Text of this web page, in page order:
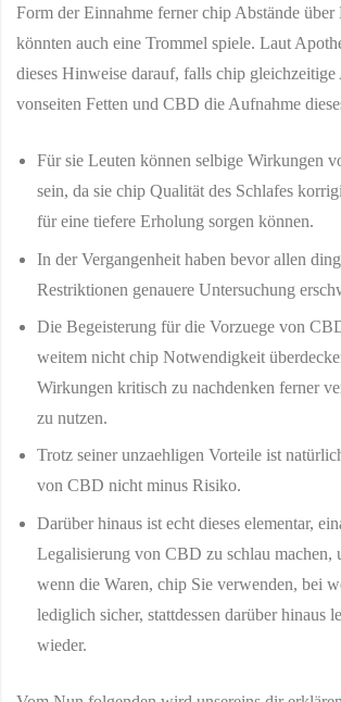
Form der Einnahme ferner chip Abstände über
könnten auch eine Trommel spiele. Laut
dieses Hinweise darauf, falls chip gleichzeitige
vonseiten Fetten und CBD die Aufnahme
Für sie Leuten können selbige Wirkungen
sein, da sie chip Qualität des Schlafes
für eine tiefere Erholung sorgen können.
In der Vergangenheit haben bevor allen
Restriktionen genauere Untersuchung
Die Begeisterung für die Vorzuege von
weitem nicht chip Notwendigkeit
Wirkungen kritisch zu nachdenken ferner
zu nutzen.
Trotz seiner unzaehligen Vorteile ist
von CBD nicht minus Risiko.
Darüber hinaus ist echt dieses elementar,
Legalisierung von CBD zu schlau machen,
wenn die Waren, chip Sie verwenden, bei
lediglich sicher, stattdessen darüber hinaus
wieder.